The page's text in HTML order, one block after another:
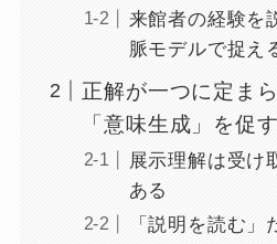
来館者の経験を
脈モデルで捉え
正解が一つに定ま
「意味生成」を促す
展示理解は受け
ある
「説明を読む